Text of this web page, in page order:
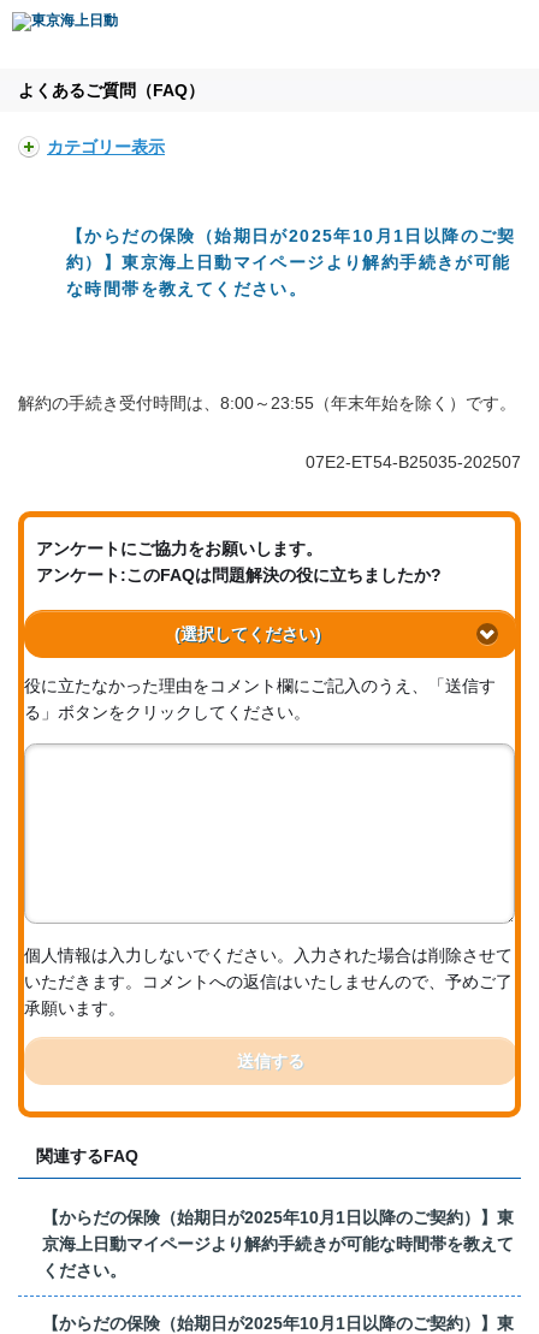
よくあるご質問（FAQ）
カテゴリー表示
【からだの保険（始期日が2025年10月1日以降のご契
約）】東京海上日動マイページより解約手続きが可能
な時間帯を教えてください。
解約の手続き受付時間は、8:00～23:55（年末年始を除く）です。
07E2-ET54-B25035-202507
アンケートにご協力をお願いします。
アンケート:このFAQは問題解決の役に立ちましたか?
(選択してください)
役に立たなかった理由をコメント欄にご記入のうえ、「送信す
る」ボタンをクリックしてください。
個人情報は入力しないでください。入力された場合は削除させて
いただきます。コメントへの返信はいたしませんので、予めご了
承願います。
送信する
関連するFAQ
【からだの保険（始期日が2025年10月1日以降のご契約）】東
京海上日動マイページより解約手続きが可能な時間帯を教えて
ください。
【からだの保険（始期日が2025年10月1日以降のご契約）】東